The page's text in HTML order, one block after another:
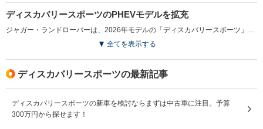
排気量
駆動方式
2992～2994cc
4WD
1498～1999cc
4WD
1998～
4WD
ディスカバリースポーツのPHEVモデルを拡充
ジャガー・ランドローバーは、2026年モデルの「ディスカバリースポーツ」の受注を2025年6月から開始した。このモデルでは、PHEVモデル「P300e」を全3グレード「ダイナミック S」「ランドマーク」「メトロポリタン」に展開し、サステナブルなラインアップを拡充した。新たに標準装備された2ゾーンクライメートコントロールにより、快適性が向上。各グレードには個性的な装備が施され、「ダイナミック S」ではエボニーデュオレザーシートが、「ランドマーク」では固定式パノラミックルーフが、「メトロポリタン」では20インチのアロイホイールが採用された。これにより、ファミリー向けの多用途性と実用性が高められた。（2025.6）
全てを表示する
ディスカバリースポーツの最新記事
ディスカバリースポーツの新車を検討ならまずは中古車に注目。予算
300万円から探せます！